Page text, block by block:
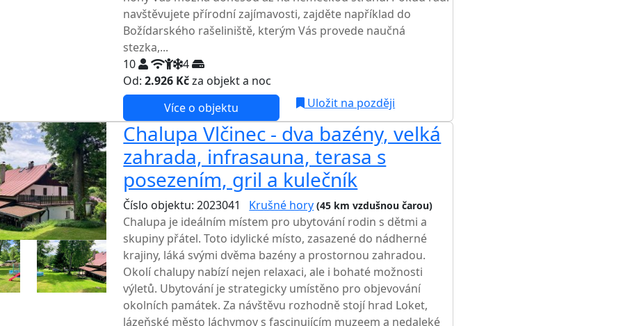
navštěvujete přírodní zajímavosti, zajděte například do
Božídarského rašeliniště, kterým Vás provede naučná
stezka,...
10
4
Od:2.926 Kčza objekt a noc
Více o objektu
Uložit na později
Chalupa Vlčinec - dva bazény, velká
zahrada, infrasauna, terasa s
posezením, gril a kulečník
Číslo objektu: 2023041 Krušné hory (45 km vzdušnou čarou)
Chalupa je ideálním místem pro ubytování rodin s dětmi a
skupiny přátel. Toto idylické místo, zasazené do nádherné
krajiny, láká svými dvěma bazény a prostornou zahradou.
Okolí chalupy nabízí nejen relaxaci, ale i bohaté možnosti
výletů. Ubytování je strategicky umístěno pro objevování
okolních památek. Za návštěvu rozhodně stojí hrad Loket,
lázeňské město Jáchymov s fascinujícím muzeem a nedaleké